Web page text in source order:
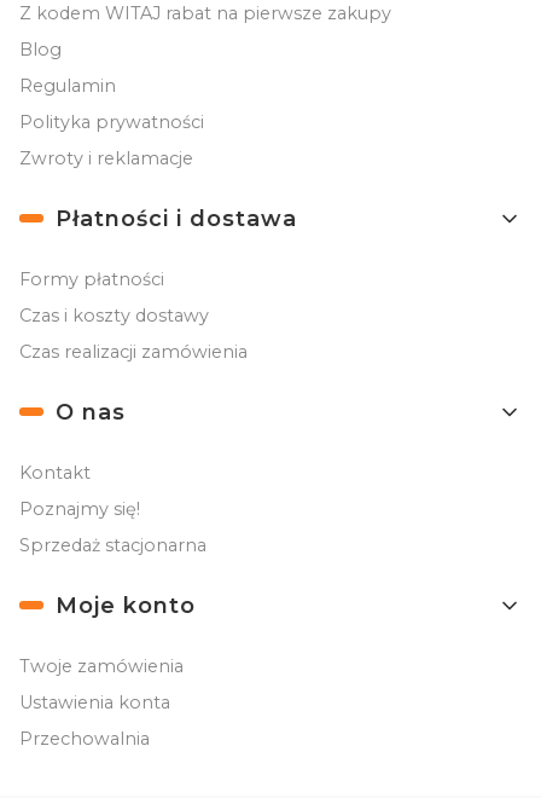
Z kodem WITAJ rabat na pierwsze zakupy
Blog
Regulamin
Polityka prywatności
Zwroty i reklamacje
Płatności i dostawa
Formy płatności
Czas i koszty dostawy
Czas realizacji zamówienia
O nas
Kontakt
Poznajmy się!
Sprzedaż stacjonarna
Moje konto
Twoje zamówienia
Ustawienia konta
Przechowalnia